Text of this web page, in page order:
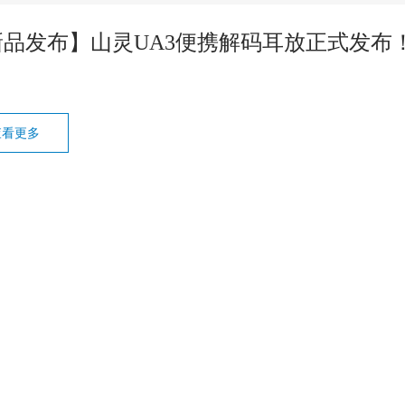
发布】山灵UA3便携解码耳放正式发布
更多